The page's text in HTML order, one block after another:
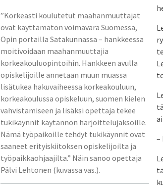
”Korkeasti koulutetut maahanmuuttajat
ovat käyttämätön voimavara Suomessa,
Opin portailla Satakunnassa – hankkeessa
moitivoidaan maahanmuuttajia
korkeakouluopintoihin. Hankkeen avulla
opiskelijoille annetaan muun muassa
lisätukea hakuvaiheessa korkeakouluun,
korkeakoulussa opiskeluun, suomen kielen
vahvistamiseen ja lisäksi opettaja tekee
tukikäynnit käytännön harjoittelujaksoille.
Nämä työpaikoille tehdyt tukikäynnit ovat
saaneet erityiskiitoksen opiskelijoilta ja
työpaikkaohjaajilta.” Näin sanoo opettaja
Pälvi Lehtonen (kuvassa vas.).
–